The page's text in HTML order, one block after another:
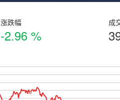
涨跌幅
-2.96 %
成